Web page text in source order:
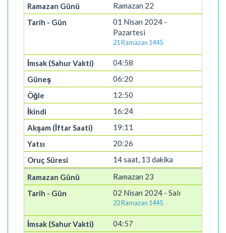
Ramazan 22
01 Nisan 2024 -
Pazartesi
21 Ramazan 1445
04:58
06:20
12:50
16:24
19:11
20:26
14 saat, 13 dakika
Ramazan 23
02 Nisan 2024 - Salı
22 Ramazan 1445
04:57